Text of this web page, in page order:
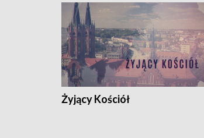
Żyjący Kościół